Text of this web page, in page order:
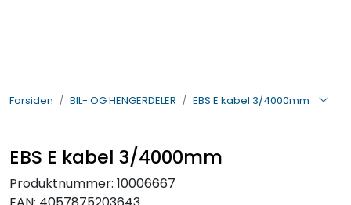
Forsiden BIL- OG HENGERDELER EBS E kabel 3/4000mm
EBS E kabel 3/4000mm
Produktnummer: 10006667
ELEKTRISK
VERKTØY OG REKVISITA
PÅBYGG OG CHASSIS